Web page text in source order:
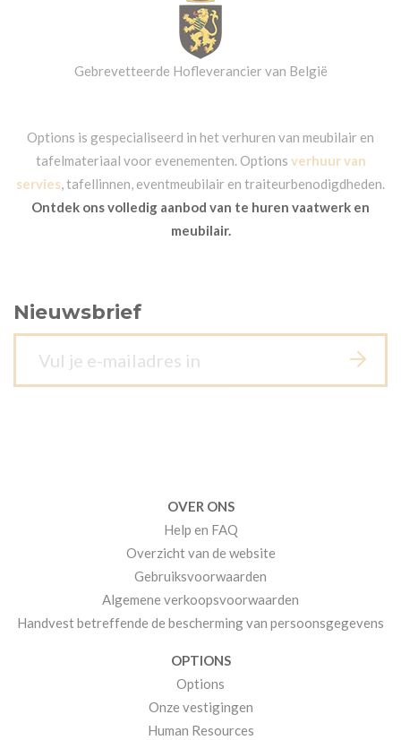
Gebrevetteerde Hofleverancier van België
Options is gespecialiseerd in het verhuren van meubilair en
tafelmateriaal voor evenementen. Options verhuur van
servies, tafellinnen, eventmeubilair en traiteurbenodigdheden.
Ontdek ons volledig aanbod van te huren vaatwerk en
meubilair.
Nieuwsbrief
OVER ONS
Help en FAQ
Overzicht van de website
Gebruiksvoorwaarden
Algemene verkoopsvoorwaarden
Handvest betreffende de bescherming van persoonsgegevens
OPTIONS
Options
Onze vestigingen
Human Resources